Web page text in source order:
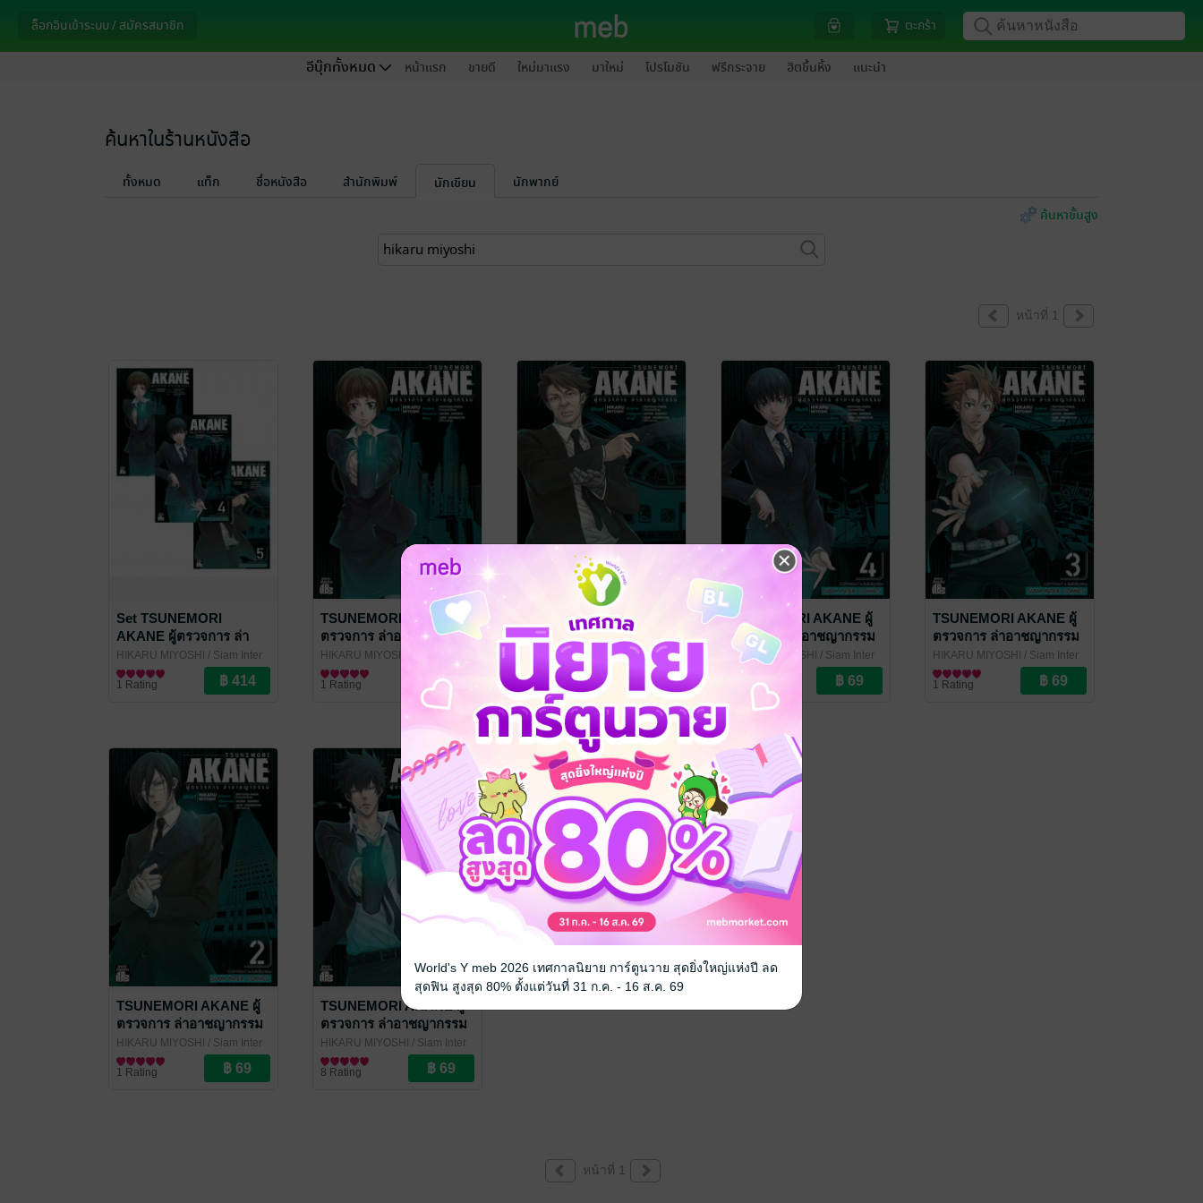
ล็อกอินเข้าระบบ / สมัครสมาชิก ตะกร้า
อีบุ๊กทั้งหมด หน้าแรก ขายดี ใหม่มาแรง มาใหม่ โปรโมชัน ฟรีกระจาย ฮิตขึ้นหิ้ง แนะนำ
ค้นหาในร้านหนังสือ
ทั้งหมด แท็ก ชื่อหนังสือ สำนักพิมพ์ นักเขียน
นักพากย์
ค้นหาขั้นสูง
หน้าที่ 1
Set TSUNEMORI
AKANE ผู้ตรวจการ ล่า
อาชญากรรม เล่ม 1 - 6
(จบ)
HIKARU MIYOSHI
/ Siam Inter
Comics
การ์ตูนทั่วไป
1 Rating
TSUNEMORI AKANE ผู้
ตรวจการ ล่าอาชญากรรม
เล่ม 6 (จบ)
HIKARU MIYOSHI / Siam Inter
Comics
การ์ตูนทั่วไป
1 Rating
TSUNEMORI AKANE ผู้
ตรวจการ ล่าอาชญากรรม
เล่ม 5
HIKARU MIYOSHI/ Siam Inter
Comics
การ์ตูนทั่วไป
1 Rating
TSUNEMORI AKANE ผู้
ตรวจการ ล่าอาชญากรรม
เล่ม 4
HIKARU MIYOSHI
/ Siam Inter
Comics
การ์ตูนทั่วไป
1 Rating
TSUNEMORI AKANE ผู้
ตรวจการ ล่าอาชญากรรม
เล่ม 3
HIKARU MIYOSHI
/ Siam Inter
Comics
การ์ตูนทั่วไป
1 Rating
TSUNEMORI AKANE ผู้
ตรวจการ ล่าอาชญากรรม
เล่ม 2
HIKARU MIYOSHI
/ Siam Inter
Comics
การ์ตูนทั่วไป
1 Rating
TSUNEMORI AKANE ผู้
ตรวจการ ล่าอาชญากรรม
เล่ม 1
HIKARU MIYOSHI
/ Siam Inter
Comics
การ์ตูนทั่วไป
8 Rating
หน้าที่ 1
World's Y meb 2026 เทศกาลนิยาย การ์ตูนวาย สุดยิ่งใหญ่แห่งปี ลด
สุดฟิน สูงสุด 80% ตั้งแต่วันที่ 31 ก.ค. - 16 ส.ค. 69